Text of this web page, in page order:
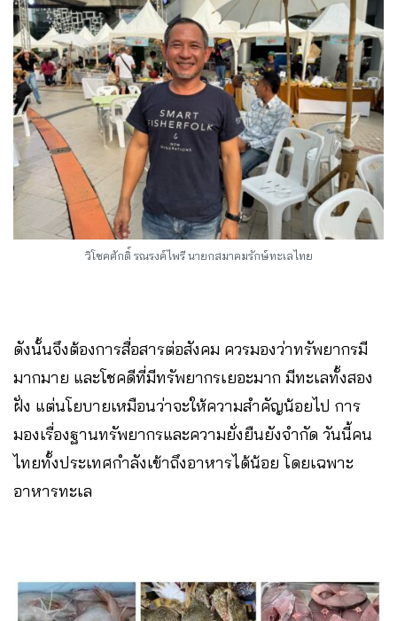
วิโชคศักดิ์ รณรงค์ไพรี นายกสมาคมรักษ์ทะเลไทย
ดังนั้นจึงต้องการสื่อสารต่อสังคม ควรมองว่าทรัพยากรมี
มากมาย และโชคดีที่มีทรัพยากรเยอะมาก มีทะเลทั้งสอง
ฝั่ง แต่นโยบายเหมือนว่าจะให้ความสำคัญน้อยไป การ
มองเรื่องฐานทรัพยากรและความยั่งยืนยังจำกัด วันนี้คน
ไทยทั้งประเทศกำลังเข้าถึงอาหารได้น้อย โดยเฉพาะ
อาหารทะเล